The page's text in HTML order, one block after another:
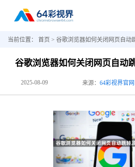
当前位置： 首页 > 谷歌浏览器如何关闭网页自动
谷歌浏览器如何关闭网页自动
2025-08-09 来源： 64彩视界官网